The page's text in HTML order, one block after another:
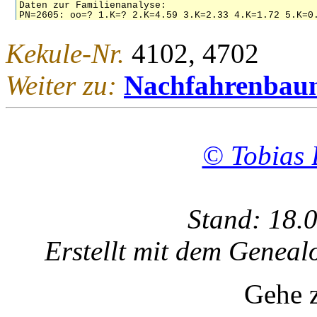
Kekule-Nr. 4102, 4702
Weiter zu:
© Tobias
Stand:
Erstellt mit dem
Gehe